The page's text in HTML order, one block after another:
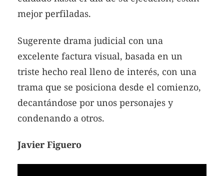
mejor perfiladas.
Sugerente drama judicial con una
excelente factura visual, basada en un
triste hecho real lleno de interés, con una
trama que se posiciona desde el comienzo,
decantándose por unos personajes y
condenando a otros.
Javier Figuero